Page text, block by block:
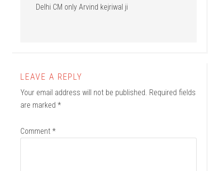
Delhi CM only Arvind kejriwal ji
LEAVE A REPLY
Your email address will not be published. Required fields
are marked*
Comment*